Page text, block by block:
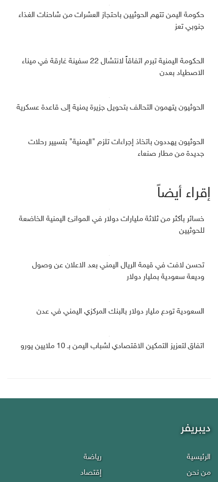
حكومة اليمن تتهم الحوثيين باحتجاز العشرات من شاحنات الغذاء
جنوبي تعز
الحكومة اليمنية تبرم اتفاقاً لانتشال 22 سفينة غارقة في ميناء
الاصطياد بعدن
الحوثيون يتهمون التحالف بتحويل جزيرة يمنية إلى قاعدة عسكرية
الحوثيون يهددون باتخاذ إجراءات تلزم "اليمنية" بتسيير رحلات
جديدة من مطار صنعاء
إقراء أيضاً
خسائر بأكثر من ثلاثة مليارات دولار في الموانئ اليمنية الخاضعة
للحوثيين
تحسن لافت في قيمة الريال اليمني بعد الاعلان عن وصول
وديعة سعودية بمليار دولار
السعودية تودع مليار دولار بالبنك المركزي اليمني في عدن
اتفاق لتعزيز التمكين الاقتصادي لشباب اليمن بـ 10 ملايين يورو
ديبريفر
الرئيسية
من نحن
رياضة
إقتصاد